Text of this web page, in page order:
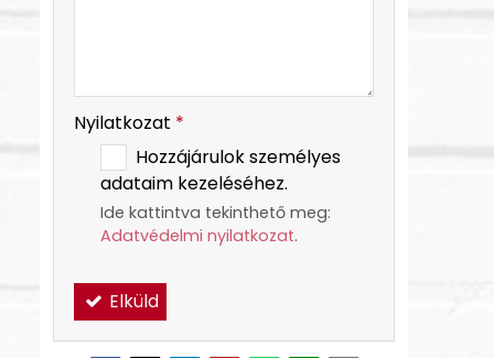
Nyilatkozat *
Hozzájárulok személyes
adataim kezeléséhez.
Ide kattintva tekinthető meg:
Adatvédelmi nyilatkozat.
Elküld